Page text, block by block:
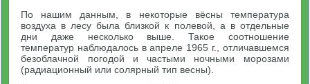
По нашим данным, в некоторые вёсны температура
воздуха в лесу была близкой к полевой, а в отдельные
дни даже несколько выше. Такое соотношение
температур наблюдалось в апреле 1965 г., отличавшемся
безоблачной погодой и частыми ночными морозами
(радиационный или солярный тип весны).